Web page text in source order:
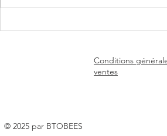
Conditions
ventes
© 2025 par BTOBEES